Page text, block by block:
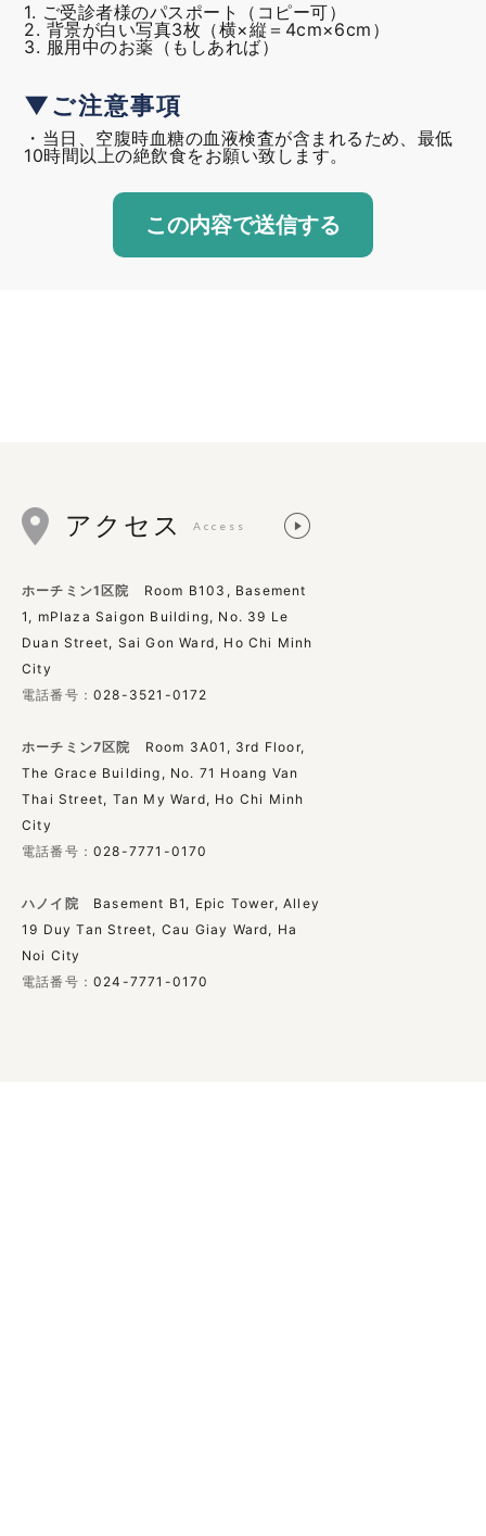
1. ご受診者様のパスポート（コピー可）
2. 背景が白い写真3枚（横×縦＝4cm×6cm）
3. 服用中のお薬（もしあれば）
▼ご注意事項
・当日、空腹時血糖の血液検査が含まれるため、最低
10時間以上の絶飲食をお願い致します。
アクセス Access
ホーチミン1区院
Room B103, Basement
1, mPlaza Saigon Building, No. 39 Le
Duan Street, Sai Gon Ward, Ho Chi Minh
City
電話番号： 028-3521-0172
ホーチミン7区院
Room 3A01, 3rd Floor,
The Grace Building, No. 71 Hoang Van
Thai Street, Tan My Ward, Ho Chi Minh
City
電話番号： 028-7771-0170
ハノイ院
Basement B1, Epic Tower, Alley
19 Duy Tan Street, Cau Giay Ward, Ha
Noi City
電話番号： 024-7771-0170